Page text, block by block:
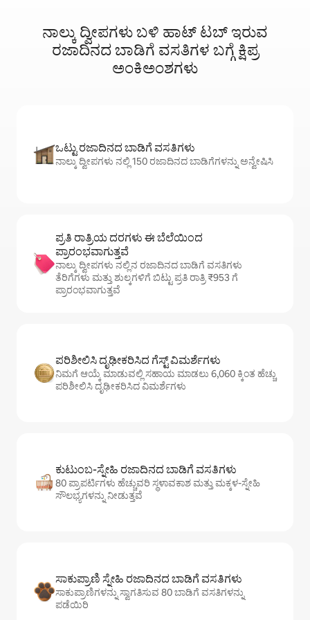
ನಾಲ್ಕು ದ್ವೀಪಗಳು ಬಳಿ ಹಾಟ್ ‌ಟಬ್ ಇರುವ
ರಜಾದಿನದ ಬಾಡಿಗೆ ವಸತಿಗಳ ಬಗ್ಗೆ ಕ್ಷಿಪ್ರ
ಅಂಕಿಅಂಶಗಳು
ಒಟ್ಟು ರಜಾದಿನದ ಬಾಡಿಗೆ ವಸತಿಗಳು
ನಾಲ್ಕು ದ್ವೀಪಗಳು ನಲ್ಲಿ 150 ರಜಾದಿನದ ಬಾಡಿಗೆಗಳನ್ನು ಅನ್ವೇಷಿಸಿ
ಪ್ರತಿ ರಾತ್ರಿಯ ದರಗಳು ಈ ಬೆಲೆಯಿಂದ
ಪ್ರಾರಂಭವಾಗುತ್ತವೆ
ನಾಲ್ಕು ದ್ವೀಪಗಳು ನಲ್ಲಿನ ರಜಾದಿನದ ಬಾಡಿಗೆ ವಸತಿಗಳು
ತೆರಿಗೆಗಳು ಮತ್ತು ಶುಲ್ಕಗಳಿಗೆ ಬಿಟ್ಟು ಪ್ರತಿ ರಾತ್ರಿ ₹953 ಗೆ
ಪ್ರಾರಂಭವಾಗುತ್ತವೆ
ಪರಿಶೀಲಿಸಿ ದೃಢೀಕರಿಸಿದ ಗೆಸ್ಟ್ ವಿಮರ್ಶೆಗಳು
ನಿಮಗೆ ಆಯ್ಕೆ ಮಾಡುವಲ್ಲಿ ಸಹಾಯ ಮಾಡಲು 6,060 ಕ್ಕಿಂತ ಹೆಚ್ಚು
ಪರಿಶೀಲಿಸಿ ದೃಢೀಕರಿಸಿದ ವಿಮರ್ಶೆಗಳು
ಕುಟುಂಬ-ಸ್ನೇಹಿ ರಜಾದಿನದ ಬಾಡಿಗೆ ವಸತಿಗಳು
80 ಪ್ರಾಪರ್ಟಿಗಳು ಹೆಚ್ಚುವರಿ ಸ್ಥಳಾವಕಾಶ ಮತ್ತು ಮಕ್ಕಳ-ಸ್ನೇಹಿ
ಸೌಲಭ್ಯಗಳನ್ನು ನೀಡುತ್ತವೆ
ಸಾಕುಪ್ರಾಣಿ ಸ್ನೇಹಿ ರಜಾದಿನದ ಬಾಡಿಗೆ ವಸತಿಗಳು
ಸಾಕುಪ್ರಾಣಿಗಳನ್ನು ಸ್ವಾಗತಿಸುವ 80 ಬಾಡಿಗೆ ವಸತಿಗಳನ್ನು
ಪಡೆಯಿರಿ